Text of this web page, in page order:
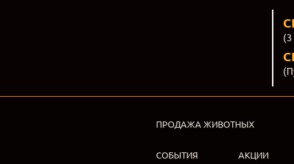
ПРОДАЖА ЖИВОТНЫХ
СОБЫТИЯ АКЦИИ